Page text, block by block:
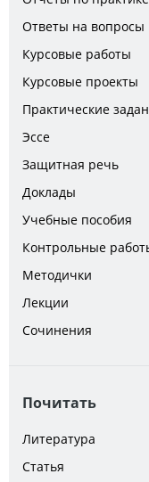
Ответы на вопросы
Курсовые работы
Курсовые проекты
Практические
Эссе
Защитная речь
Доклады
Учебные пособия
Контрольные
Методички
Лекции
Сочинения
Почитать
Литература
Статья